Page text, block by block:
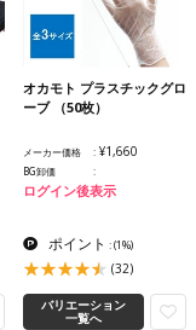
オカモト プラスチックグロ
ーブ （50枚）
メーカー価格 ¥1,660
BG卸価
ログイン後表示
ポイント :(1%)
(32)
バリエーション
一覧へ